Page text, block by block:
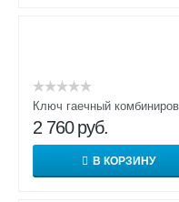
Ключ гаечный
2 760 руб.
В КОРЗИНУ